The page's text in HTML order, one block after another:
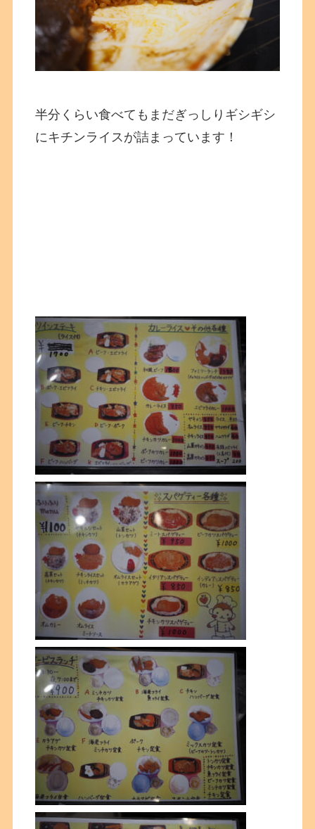
半分くらい食べてもまだぎっしりギシギシ
にキチンライスが詰まっています！